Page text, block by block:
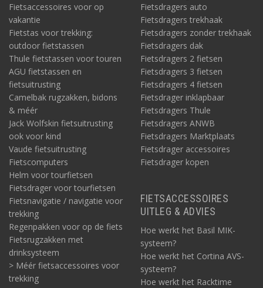
Fietsaccessoires voor op
vakantie
Fietstas voor trekking:
outdoor fietstassen
Thule fietstassen voor touren
AGU fietstassen en
fietsuitrusting
Camelbak rugzakken, bidons
& méér
Jack Wolfskin fietsuitrusting
ook voor kind
Vaude fietsuitrusting
Fietscomputers
Helm voor tourfietsen
Fietsdrager voor tourfietsen
Fietsnavigatie / navigatie voor
trekking
Regenpakken voor op de fiets
Fietsrugzakken met
drinksysteem
> Méér fietsaccessoires voor
trekking
Fietsdragers auto
Fietsdragers trekhaak
Fietsdragers zonder trekhaak
Fietsdragers dak
Fietsdragers 2 fietsen
Fietsdragers 3 fietsen
Fietsdragers 4 fietsen
Fietsdrager inklapbaar
Fietsdragers Thule
Fietsdragers ANWB
Fietsdragers Marktplaats
Fietsdrager accessoires
Fietsdrager kopen
FIETSACCESSOIRES
UITLEG & ADVIES
Hoe werkt het Basil MIK-
systeem?
Hoe werkt het Cortina AVS-
systeem?
Hoe werkt het Racktime